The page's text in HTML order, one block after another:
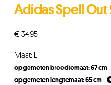
Adidas Spell Out
€34,95
Maat: L
opgemeten breedtemaat: 67 cm
opgemeten lengtemaat: 65 cm